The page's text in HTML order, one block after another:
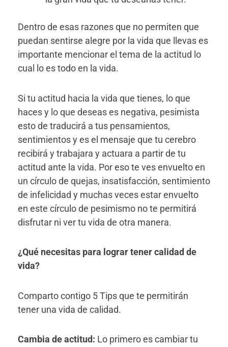
Dentro de esas razones que no permiten que
puedan sentirse alegre por la vida que llevas es
importante mencionar el tema de la actitud lo
cual lo es todo en la vida.
Si tu actitud hacia la vida que tienes, lo que
haces y lo que deseas es negativa, pesimista
esto de traducirá a tus pensamientos,
sentimientos y es el mensaje que tu cerebro
recibirá y trabajara y actuara a partir de tu
actitud ante la vida. Por eso te ves envuelto en
un círculo de quejas, insatisfacción, sentimiento
de infelicidad y muchas veces estar envuelto
en este círculo de pesimismo no te permitirá
disfrutar ni ver tu vida de otra manera.
¿Qué necesitas para lograr tener calidad de
vida?
Comparto contigo 5 Tips que te permitirán
tener una vida de calidad.
Cambia de actitud: Lo primero es cambiar tu